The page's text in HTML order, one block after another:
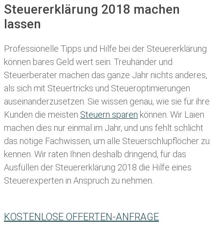
Steuererklärung 2018 machen
lassen
Professionelle Tipps und Hilfe bei der Steuererklärung
können bares Geld wert sein. Treuhänder und
Steuerberater machen das ganze Jahr nichts anderes,
als sich mit Steuertricks und Steueroptimierungen
auseinanderzusetzen. Sie wissen genau, wie sie für ihre
Kunden die meisten Steuern sparen können. Wir Laien
machen dies nur einmal im Jahr, und uns fehlt schlicht
das nötige Fachwissen, um alle Steuerschlupflöcher zu
kennen. Wir raten Ihnen deshalb dringend, für das
Ausfüllen der Steuererklärung 2018 die Hilfe eines
Steuerexperten in Anspruch zu nehmen.
KOSTENLOSE OFFERTEN-ANFRAGE